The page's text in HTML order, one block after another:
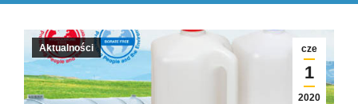
cze
1
2020
Aktualności